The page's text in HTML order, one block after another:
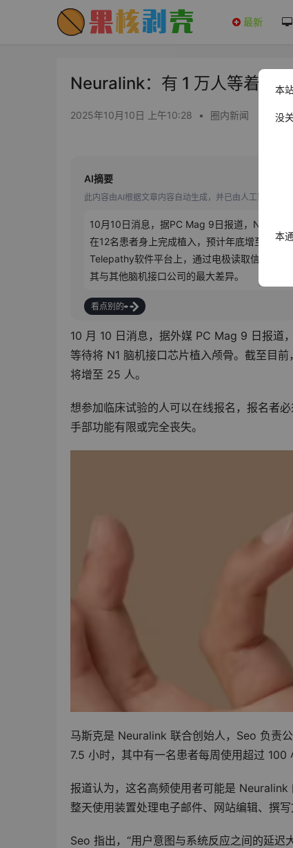
最新
Neuralink：有 1 万人等着在
2025年10月10日 上午10:28 • 圈内新闻
AI摘要
此内容由AI根据文章内容自动生成，并已由人工审核
10月10日消息，据PC Mag 9日报道，
在12名患者身上完成植入，预计年底增至25人
Telepathy软件平台上，通过电极读取信号并
其与其他脑机接口公司的最大差异。
看点别的
10 月 10 日消息，据外媒 PC Mag 9 日报道
等待将 N1 脑机接口芯片植入颅骨。截至目
将增至 25 人。
想参加临床试验的人可以在线报名，报名者
手部功能有限或完全丧失。
马斯克是 Neuralink 联合创始人，Seo 负责
7.5 小时，其中有一名患者每周使用超过 100
报道认为，这名高频使用者可能是
整天使用装置处理电子邮件、网站编辑、撰
Seo 指出，“用户意图与系统反应之间的延
本
没
本